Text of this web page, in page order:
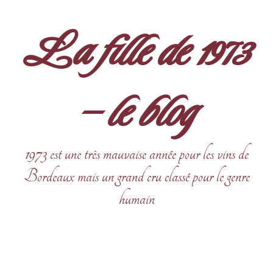
La fille de 1973
– le blog
1973 est une très mauvaise année pour les vins de
Bordeaux mais un grand cru classé pour le genre
humain